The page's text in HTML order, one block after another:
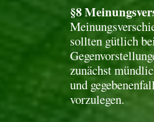
§8
sollten gütlich
zunächst
und
vorzulegen.